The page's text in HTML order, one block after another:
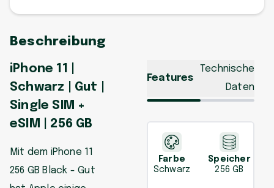
Beschreibung
iPhone 11 |
Schwarz | Gut |
Single SIM +
eSIM | 256 GB
Mit dem iPhone 11
256 GB Black - Gut
Features
Technische
Daten
Farbe
Schwarz
Speicher
256 GB